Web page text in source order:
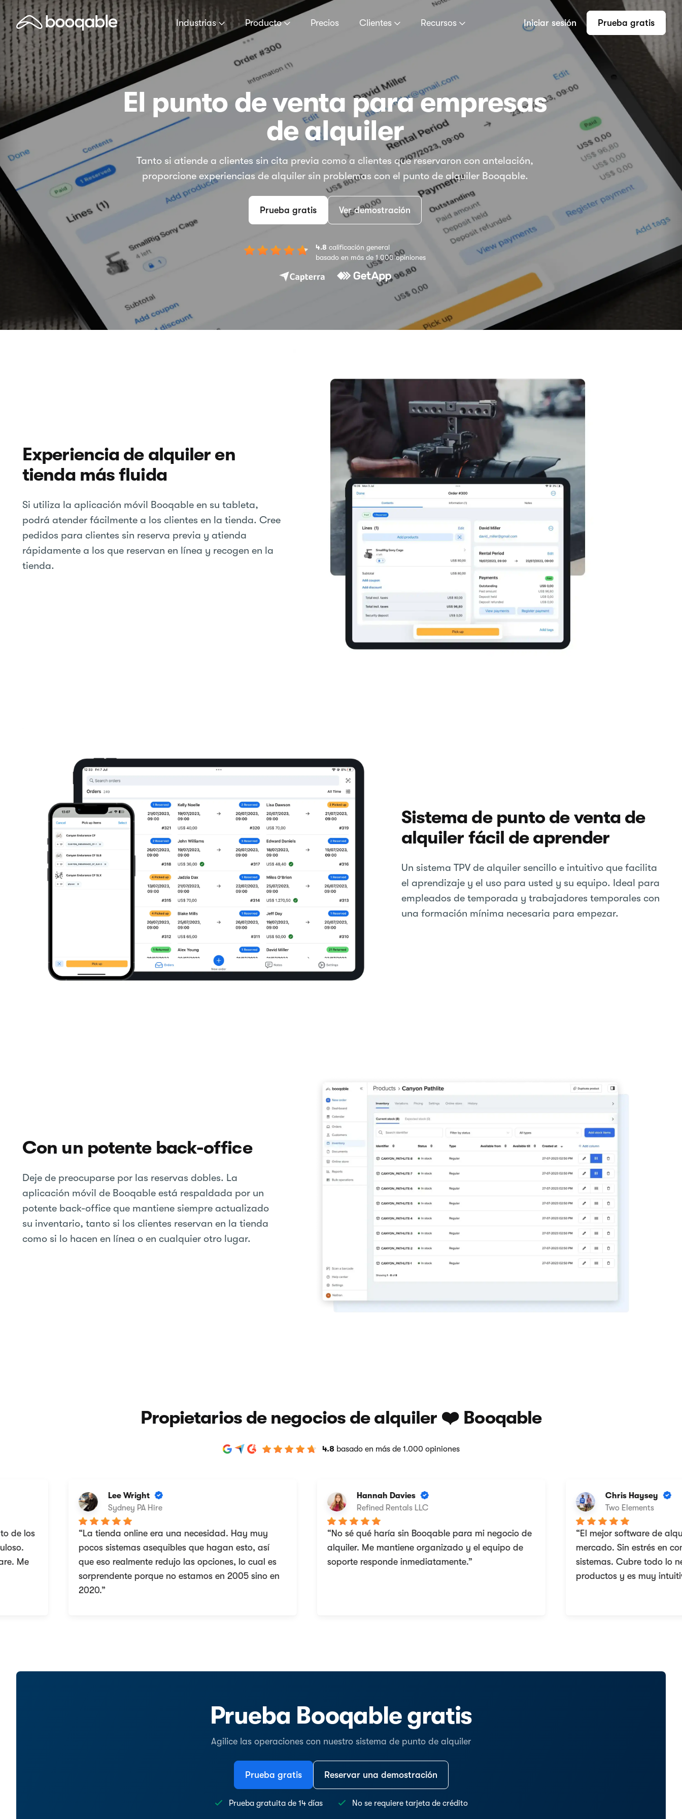
Industrias Producto Precios Clientes Recursos Iniciar sesión Prueba gratis
El punto de venta para empresas
de alquiler
Tanto si atiende a clientes sin cita previa como a clientes que reservaron con antelación,
proporcione experiencias de alquiler sin problemas con el punto de alquiler Booqable.
Prueba gratis Ver demostración
4.8 calificación general
basado en más de 1.000 opiniones
Experiencia de alquiler en
tienda más fluida
Si utiliza la aplicación móvil Booqable en su tableta,
podrá atender fácilmente a los clientes en la tienda. Cree
pedidos para clientes sin reserva previa y atienda
rápidamente a los que reservan en línea y recogen en la
tienda.
Sistema de punto de venta de
alquiler fácil de aprender
Un sistema TPV de alquiler sencillo e intuitivo que facilita
el aprendizaje y el uso para usted y su equipo. Ideal para
empleados de temporada y trabajadores temporales con
una formación mínima necesaria para empezar.
Con un potente back-office
Deje de preocuparse por las reservas dobles. La
aplicación móvil de Booqable está respaldada por un
potente back-office que mantiene siempre actualizado
su inventario, tanto si los clientes reservan en la tienda
como si lo hacen en línea o en cualquier otro lugar.
Propietarios de negocios de alquiler ❤️ Booqable
4.8 basado en más de 1.000 opiniones
los
Lee Wright
Sydney PA Hire
“La tienda online era una necesidad. Hay muy
pocos sistemas asequibles que hagan esto, así
que eso realmente redujo las opciones, lo cual es
sorprendente porque no estamos en 2005 sino en
2020.”
Hannah Davies
Refined Rentals LLC
“No sé qué haría sin Booqable para mi negocio de
alquiler. Me mantiene organizado y el equipo de
soporte responde inmediatamente.”
Chris Haysey
Two Elements
“El mejor software de
mercado. Sin estrés en
sistemas. Cubre todo lo
productos y es muy intuitivo.”
Prueba Booqable gratis
Agilice las operaciones con nuestro sistema de punto de alquiler
Prueba gratis Reservar una demostración
Prueba gratuita de 14 días No se requiere tarjeta de crédito